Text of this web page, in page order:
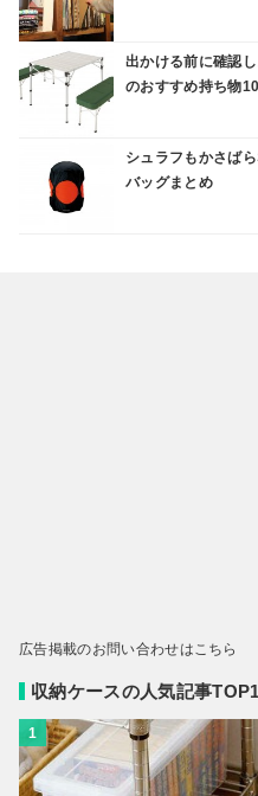
出かける前に確認
のおすすめ持ち物
シュラフもかさば
バッグまとめ
広告掲載のお問い合わせはこちら
収納ケースの人気記事
1